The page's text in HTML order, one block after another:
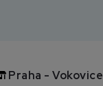
Praha - Vokovice